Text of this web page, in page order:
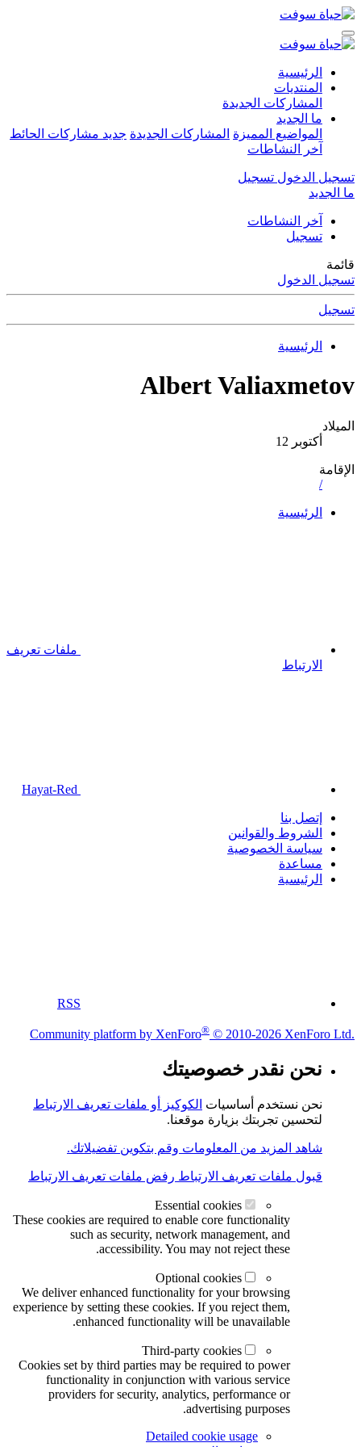
الرئيسية
المنتديات
المشاركات الجديدة
ما الجديد
المواضيع المميزة المشاركات الجديدة جديد مشاركات الحائط
آخر النشاطات
تسجيل الدخول تسجيل
ما الجديد
آخر النشاطات
تسجيل
قائمة
تسجيل الدخول
تسجيل
الرئيسية
Albert Valiaxmetov
الميلاد
أكتوبر 12
الإقامة
/
الرئيسية
ملفات تعريف
الارتباط
إتصل بنا
الشروط والقوانين
سياسة الخصوصية
مساعدة
الرئيسية
RSS
Community platform by XenForo® © 2010-2026 XenForo Ltd.
نحن نقدر خصوصيتك
نحن نستخدم أساسيات الكوكيز أو ملفات تعريف الارتباط
لتحسين تجربتك بزيارة موقعنا.
شاهد المزيد من المعلومات وقم بتكوين تفضيلاتك.
قبول ملفات تعريف الارتباط رفض ملفات تعريف الارتباط
Essential cookies
These cookies are required to enable core functionality
such as security, network management, and
accessibility. You may not reject these.
Optional cookies
We deliver enhanced functionality for your browsing
experience by setting these cookies. If you reject them,
enhanced functionality will be unavailable.
Third-party cookies
Cookies set by third parties may be required to power
functionality in conjunction with various service
providers for security, analytics, performance or
advertising purposes.
Detailed cookie usage